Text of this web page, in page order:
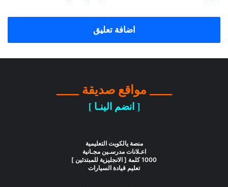
اضافة تعليق
____ مواقع صديقة ____
[ انضم الينـا ]
منصة يالكويت التعليمية
اعـلانات مدرسـين مجـانية
1000 كلمة [ الانجليزية للمبتدئين ]
تعليم قيادة السيارات